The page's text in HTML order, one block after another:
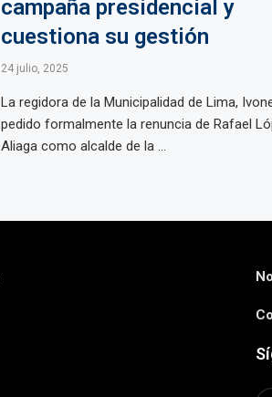
campaña presidencial y
cuestiona su gestión
24 julio, 2025
La regidora de la Municipalidad de Lima,
pedido formalmente la renuncia de Rafael
Aliaga como alcalde de la ...